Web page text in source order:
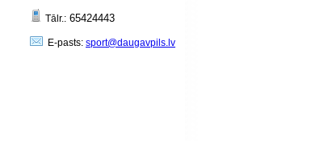
Tālr.: 65424443
E-pasts: sport@daugavpils.lv